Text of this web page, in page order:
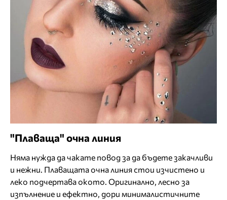
"Плаваща" очна линия
Няма нужда да чакате повод за да бъдете закачливи
и нежни. Плаващата очна линия стои изчистено и
леко подчертава окото. Оригинално, лесно за
изпълнение и ефектно, дори минималистичните